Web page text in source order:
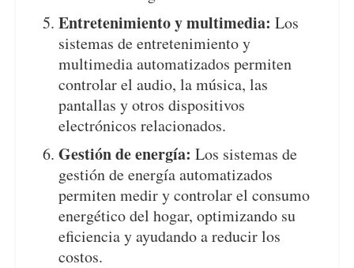
Entretenimiento y multimedia: Los
sistemas de entretenimiento y
multimedia automatizados permiten
controlar el audio, la música, las
pantallas y otros dispositivos
electrónicos relacionados.
Gestión de energía: Los sistemas de
gestión de energía automatizados
permiten medir y controlar el consumo
energético del hogar, optimizando su
eficiencia y ayudando a reducir los
costos.